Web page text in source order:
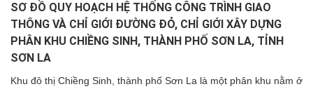
SƠ ĐỒ QUY HOẠCH HỆ THỐNG CÔNG TRÌNH GIAO
THÔNG VÀ CHỈ GIỚI ĐƯỜNG ĐỎ, CHỈ GIỚI XÂY DỰNG
PHÂN KHU CHIỀNG SINH, THÀNH PHỐ SƠN LA, TỈNH
SƠN LA
Khu đô thị Chiềng Sinh, thành phố Sơn La là một phân khu nằm ở